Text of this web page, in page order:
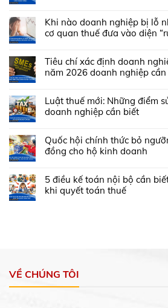
Khi nào doanh nghiệp bị lỗ
cơ quan thuế đưa vào diện
Tiêu chí xác định doanh
năm 2026 doanh nghiệp
Luật thuế mới: Những điểm
doanh nghiệp cần biết
Quốc hội chính thức bỏ
đồng cho hộ kinh doanh
5 điều kế toán nội bộ cần
khi quyết toán thuế
VỀ CHÚNG TÔI